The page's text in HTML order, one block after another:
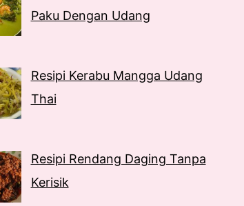
Paku Dengan Udang
Resipi Kerabu Mangga Udang
Thai
Resipi Rendang Daging Tanpa
Kerisik